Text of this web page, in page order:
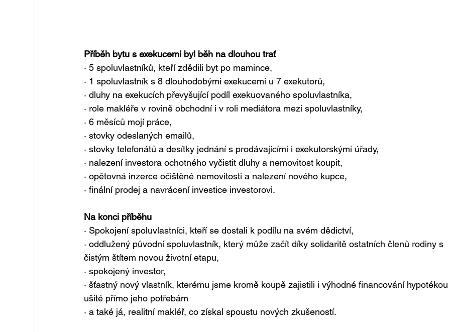
Příběh bytu s exekucemi byl běh na dlouhou trať
· 5 spoluvlastníků, kteří zdědili byt po mamince,
· 1 spoluvlastník s 8 dlouhodobými exekucemi u 7 exekutorů,
· dluhy na exekucích převyšující podíl exekuovaného spoluvlastníka,
· role makléře v rovině obchodní i v roli mediátora mezi spoluvlastníky,
· 6 měsíců mojí práce,
· stovky odeslaných emailů,
· stovky telefonátů a desítky jednání s prodávajícími i exekutorskými úřady,
· nalezení investora ochotného vyčistit dluhy a nemovitost koupit,
· opětovná inzerce očištěné nemovitosti a nalezení nového kupce,
· finální prodej a navrácení investice investorovi.
Na konci příběhu
· Spokojení spoluvlastníci, kteří se dostali k podílu na svém dědictví,
· oddlužený původní spoluvlastník, který může začít díky solidaritě ostatních členů rodiny s
čistým štítem novou životní etapu,
· spokojený investor,
· šťastný nový vlastník, kterému jsme kromě koupě zajistili i výhodné financování hypotékou
ušité přímo jeho potřebám
· a také já, realitní makléř, co získal spoustu nových zkušeností.